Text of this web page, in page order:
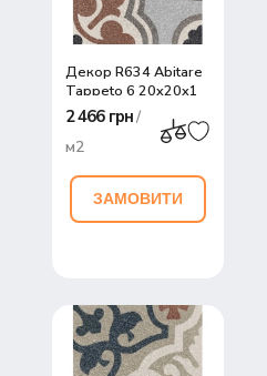
Декор R634 Abitare
Tappeto 6 20x20x1
2 466 грн/
м2
ЗАМОВИТИ